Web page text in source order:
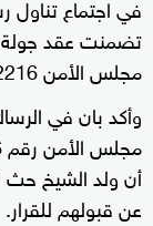
تضمنت عقد جولة
مجلس الأمن 2216.
وأكد بان في
أن ولد الشيخ حث
عن قبولهم للقرار.